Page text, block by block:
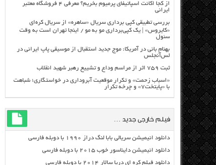
از کجا اکانت اسپاتیفای پرمیوم بخریم؟ معرفی ۴ فروشگاه معتبر
ایرانی
بررسی تطبیقی کپی برداری سریال «ساهره» از سریال کره‌ای
«کایروس» | یک کپی‌برداری مو به مو / اینجا تهران است به وقت
سئول
بهنام بانی در آمریکا: موج جدید استقبال از موسیقی پاپ ایرانی در
لس‌آنجلس
ثبت ۷۵۹ اثر از مراسم وداع و تشییع رهبر شهید انقلاب
«اسباب زحمت» و تکرار موقعیت آبروداری در خواستگاری؛ شباهت
با «پایتخت۷» و چرخه تکرار
فیلم خارجی جدید …
دانلود انیمیشن سریالی بابا لنگ دراز ۱۹۹۰ با دوبله فارسی
دانلود انیمیشن دایناسور خوب ۲۰۱۵ با دوبله فارسی
دانلود فیلم کره ای دریا سالار ۲۰۱۴ با دوبله فارسی